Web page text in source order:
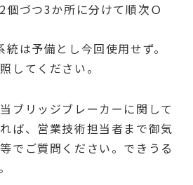
個づつ3か所に分けて順次Ｏ
は予備とし今回使用せず。
してください。
ブリッジブレーカーに関して
ば、営業技術担当者まで御気
でご質問ください。できうる